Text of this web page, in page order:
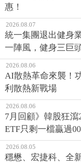
惠！
2026.08.07
統一集團退出健身
一陣風，健身三巨
2026.08.06
AI散熱革命來襲！
利散熱新戰場
2026.08.06
7月回顧》韓股狂
ETF只剩一檔贏過
2026.08.05
穩懋、宏捷科、全